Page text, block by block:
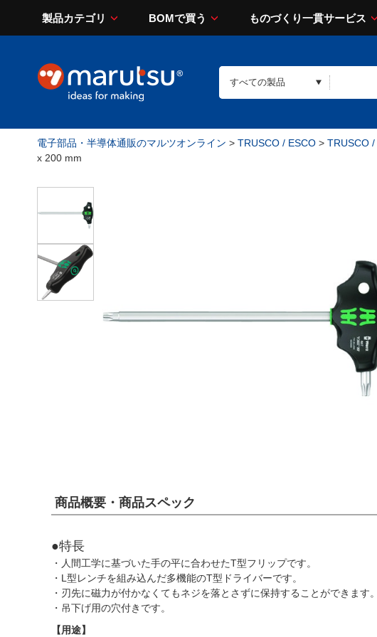
製品カテゴリ BOMで買う ものづくり一貫サービス
電子部品・半導体通販のマルツオンライン > TRUSCO / ESCO > TRUSCO /
x 200 mm
商品概要・商品スペック
●特長
・人間工学に基づいた手の平に合わせたT型フリップです。
・L型レンチを組み込んだ多機能のT型ドライバーです。
・刃先に磁力が付かなくてもネジを落とさずに保持することができます。
・吊下げ用の穴付きです。
【用途】